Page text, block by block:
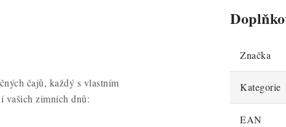
čajů, každý s vlastním
vašich zimních dnů:
Značka
Kategorie
EAN